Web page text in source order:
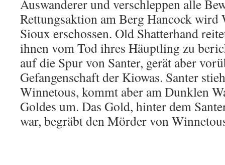
Auswanderer und verschleppen alle
Rettungsaktion am Berg Hancock wird
Sioux erschossen. Old Shatterhand
ihnen vom Tod ihres Häuptling zu
auf die Spur von Santer, gerät aber
Gefangenschaft der Kiowas. Santer
Winnetous, kommt aber am Dunklen
Goldes um. Das Gold, hinter dem
war, begräbt den Mörder von